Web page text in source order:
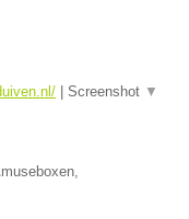
| Screenshot ▼